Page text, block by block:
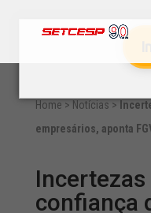
Home > Notícias >
empresários, aponta
confiança